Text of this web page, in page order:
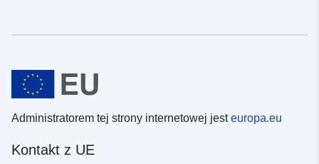
Administratorem tej strony internetowej jesteuropa.eu
Kontakt z UE